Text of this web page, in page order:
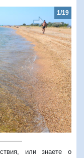
1/19
или знаете о